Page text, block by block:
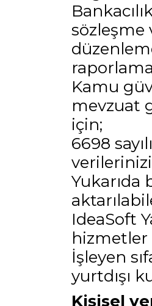
sözleşme
Kamu
mevzuat
için;
6698
Yukarıda
IdeaSoft
hizmetler
İşleyen
yurtdışı
Kişisel